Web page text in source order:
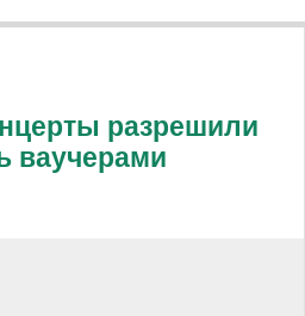
разрешили
ваучерами